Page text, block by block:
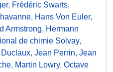
, Frédéric Swarts,
, Hans Von Euler,
Armstrong, Hermann
de chimie Solvay,
, Jean Perrin, Jean
, Martin Lowry, Octave